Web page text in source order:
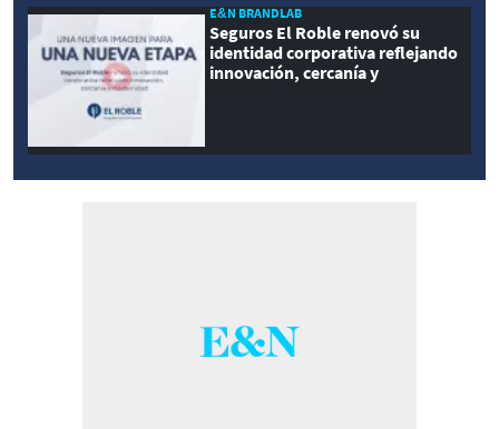
E&N BRANDLAB
Seguros El Roble renovó su
identidad corporativa reflejando
innovación, cercanía y